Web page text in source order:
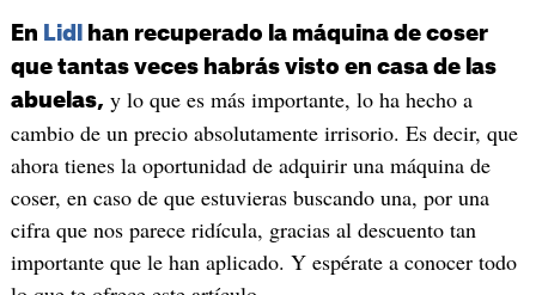
En Lidl
han recuperado la máquina de coser
que tantas veces habrás visto en casa de las
abuelas, y lo que es más importante, lo ha hecho a
cambio de un precio absolutamente irrisorio. Es decir, que
ahora tienes la oportunidad de adquirir una máquina de
coser, en caso de que estuvieras buscando una, por una
cifra que nos parece ridícula, gracias al descuento tan
importante que le han aplicado. Y espérate a conocer todo